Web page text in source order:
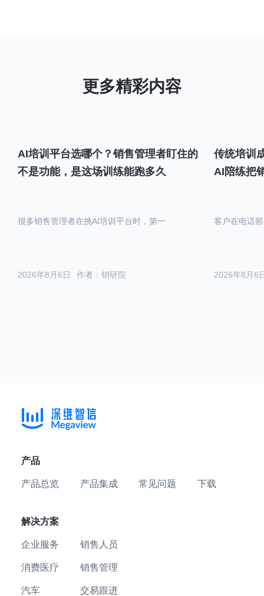
AI培训平台选哪个？销售管理者盯住的
不是功能，是这场训练能跑多久
作者：销研院
2026年8月6日
很多销售管理者在挑AI培训平台时，第一
传统培训
AI陪练把
2026年8月6
客户在电话
产品
产品总览 产品集成 常见问题 下载
解决方案
企业服务
消费医疗
汽车
销售人员
销售管理
交易跟进